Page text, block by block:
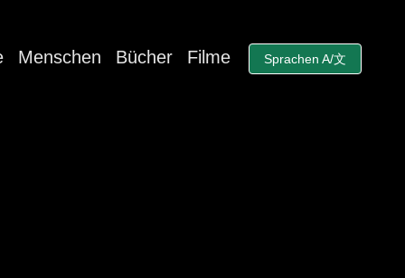
Menschen Bücher Filme Sprachen A/文